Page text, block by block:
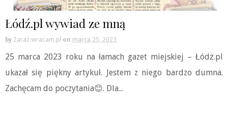
Łódź.pl wywiad ze mną
by Zaraz-wracam.pl on marca 25, 2023
25 marca 2023 roku na łamach gazet miejskiej – Łódż.pl
ukazał się piękny artykuł. Jestem z niego bardzo dumna.
Zachęcam do poczytania😊. Dla...